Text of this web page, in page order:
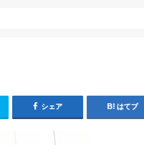
シェア はてブ